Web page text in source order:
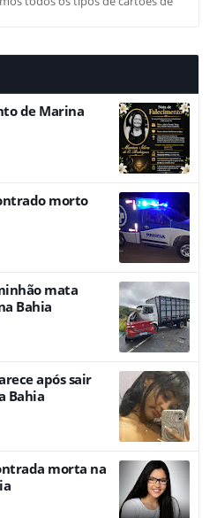
de Marina
morto
mata
Bahia
após sair
Bahia
morta na